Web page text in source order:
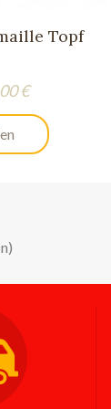
Topf
€